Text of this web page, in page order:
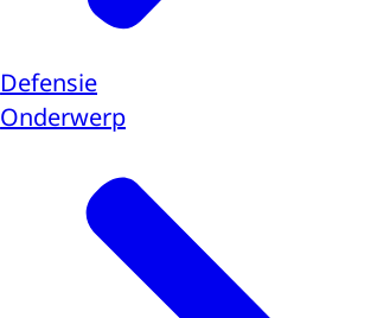
Defensie
Onderwerp